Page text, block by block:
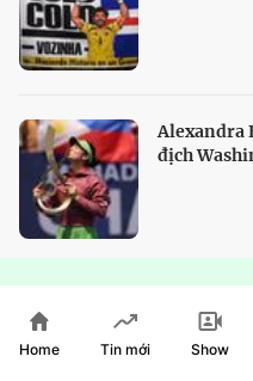
Alexandra
địch
Home Tin mới Show